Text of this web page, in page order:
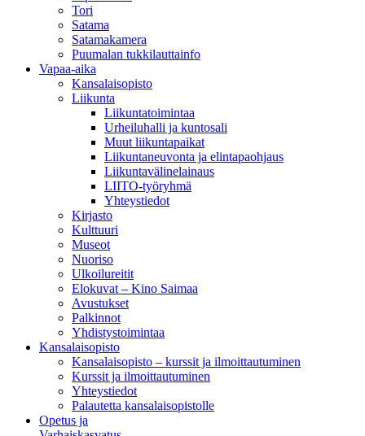
Tori
Satama
Satamakamera
Puumalan tukkilauttainfo
Vapaa-aika
Kansalaisopisto
Liikunta
Liikuntatoimintaa
Urheiluhalli ja kuntosali
Muut liikuntapaikat
Liikuntaneuvonta ja elintapaohjaus
Liikuntavälinelainaus
LIITO-työryhmä
Yhteystiedot
Kirjasto
Kulttuuri
Museot
Nuoriso
Ulkoilureitit
Elokuvat – Kino Saimaa
Avustukset
Palkinnot
Yhdistystoimintaa
Kansalaisopisto
Kansalaisopisto – kurssit ja ilmoittautuminen
Kurssit ja ilmoittautuminen
Yhteystiedot
Palautetta kansalaisopistolle
Opetus ja